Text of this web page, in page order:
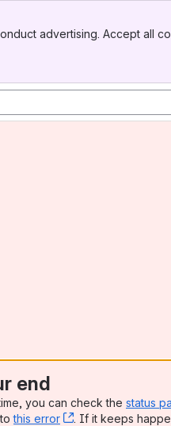
advertising. Accept all
end
you can check the status
tothis error , (opens new
. If it keeps